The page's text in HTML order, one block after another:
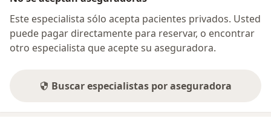
Este especialista sólo acepta pacientes privados. Usted
puede pagar directamente para reservar, o encontrar
otro especialista que acepte su aseguradora.
Buscar especialistas por aseguradora